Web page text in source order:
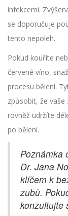
infekcemi.
se doporučuje
tento nepoleh.
Pokud kouříte
červené víno,
procesu bělení.
způsobit, že vaše
rovněž udržíte
po bělení.
Poznámka
Dr. Jana
klíčem k
zubů.
konzultujte